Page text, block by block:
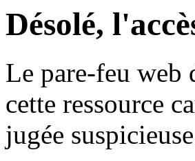
Désolé,
Le pare-feu web
cette ressource
jugée